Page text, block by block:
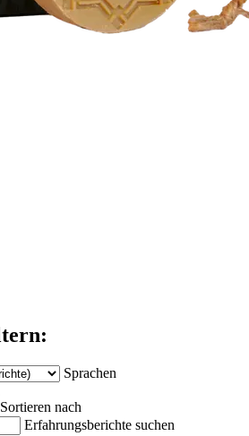
Sprachen
Sortieren nach
Erfahrungsberichte suchen